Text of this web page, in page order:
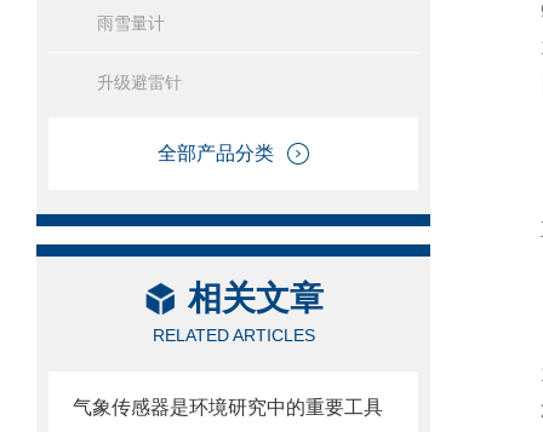
雨雪量计
升级避雷针
全部产品分类
相关文章
RELATED ARTICLES
气象传感器是环境研究中的重要工具
9
10
五
1.
2.